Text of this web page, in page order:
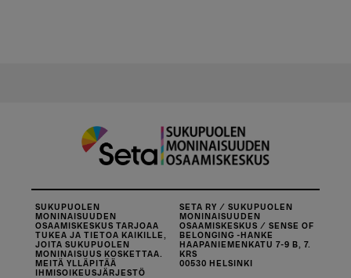
SUKUPUOLEN
MONINAISUUDEN
OSAAMISKESKUS TARJOAA
TUKEA JA TIETOA KAIKILLE,
JOITA SUKUPUOLEN
MONINAISUUS KOSKETTAA.
MEITÄ YLLÄPITÄÄ
IHMISOIKEUSJÄRJESTÖ
SETA RY / SUKUPUOLEN
MONINAISUUDEN
OSAAMISKESKUS / SENSE OF
BELONGING -HANKE
HAAPANIEMENKATU 7-9 B, 7.
KRS
00530 HELSINKI